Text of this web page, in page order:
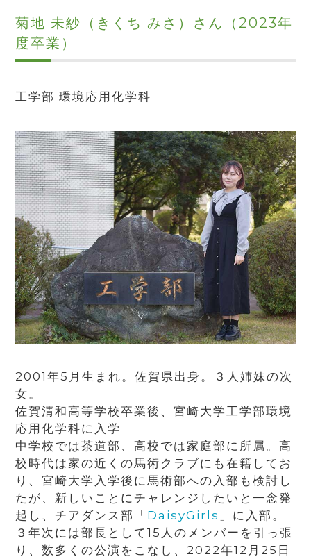
菊地 未紗（きくち みさ）さん（2023年
度卒業）
工学部 環境応用化学科
2001年5月生まれ。佐賀県出身。３人姉妹の次
女。
佐賀清和高等学校卒業後、宮崎大学工学部環境
応用化学科に入学
中学校では茶道部、高校では家庭部に所属。高
校時代は家の近くの馬術クラブにも在籍してお
り、宮崎大学入学後に馬術部への入部も検討し
たが、新しいことにチャレンジしたいと一念発
起し、チアダンス部「 DaisyGirls 」に入部。
３年次には部長として15人のメンバーを引っ張
り、数多くの公演をこなし、2022年12月25日